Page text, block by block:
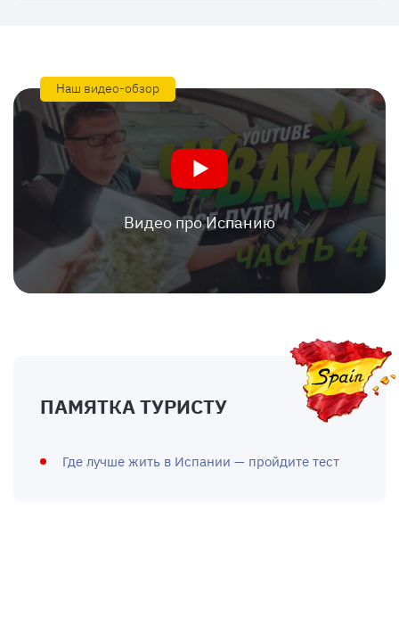
Наш видео-обзор
Видео про Испанию
ПАМЯТКА ТУРИСТУ
Где лучше жить в Испании — пройдите тест